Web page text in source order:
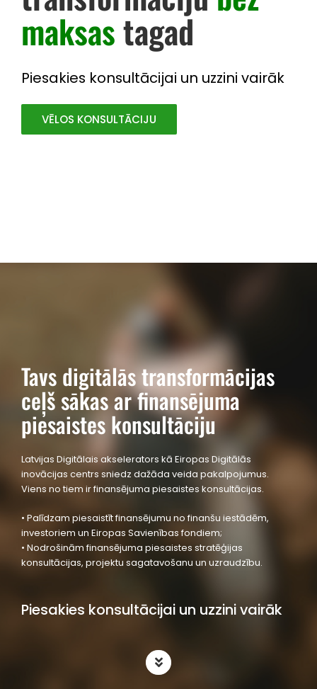
maksastagad
Piesakies konsultācijai un uzzini vairāk
VĒLOS KONSULTĀCIJU
Tavs digitālās transformācijas
ceļš sākas ar finansējuma
piesaistes konsultāciju
Latvijas Digitālais akselerators kā Eiropas Digitālās
inovācijas centrs sniedz dažāda veida pakalpojumus.
Viens no tiem ir finansējuma piesaistes konsultācijas.
• Palīdzam piesaistīt finansējumu no finanšu iestādēm,
investoriem un Eiropas Savienības fondiem;
• Nodrošinām finansējuma piesaistes stratēģijas
konsultācijas, projektu sagatavošanu un uzraudzību.
Piesakies konsultācijai un uzzini vairāk